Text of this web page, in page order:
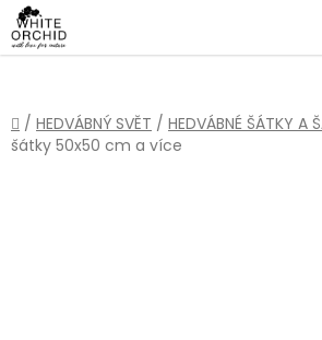
Přejít
na
obsah
Domů
/ HEDVÁBNÝ SVĚT / HEDVÁBNÉ ŠÁTKY A
šátky 50x50 cm a více